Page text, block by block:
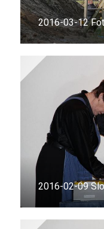
2016-03-12
2016-02-09